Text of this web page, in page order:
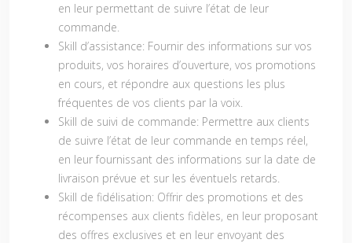
en leur permettant de suivre l’état de leur
commande.
Skill d’assistance: Fournir des informations sur vos
produits, vos horaires d’ouverture, vos promotions
en cours, et répondre aux questions les plus
fréquentes de vos clients par la voix.
Skill de suivi de commande: Permettre aux clients
de suivre l’état de leur commande en temps réel,
en leur fournissant des informations sur la date de
livraison prévue et sur les éventuels retards.
Skill de fidélisation: Offrir des promotions et des
récompenses aux clients fidèles, en leur proposant
des offres exclusives et en leur envoyant des